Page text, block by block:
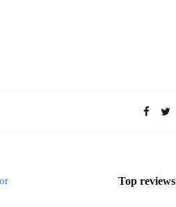
Top reviews